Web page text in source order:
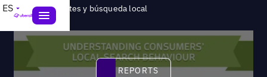
ES Reports>Clientes y búsqueda local
Reports
REPORTS